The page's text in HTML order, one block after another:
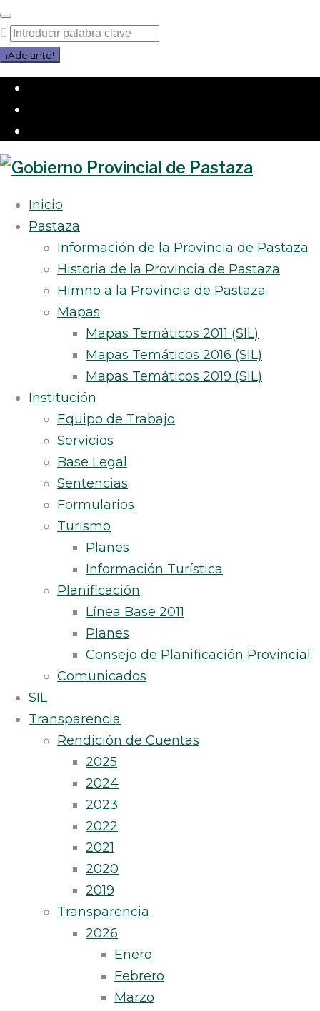
Saltar
al
contenido
Buscar
por:
¡Adelante!
Inicio
Pastaza
Información de la Provincia de Pastaza
Historia de la Provincia de Pastaza
Himno a la Provincia de Pastaza
Mapas
Mapas Temáticos 2011 (SIL)
Mapas Temáticos 2016 (SIL)
Mapas Temáticos 2019 (SIL)
Institución
Equipo de Trabajo
Servicios
Base Legal
Sentencias
Formularios
Turismo
Planes
Información Turística
Planificación
Línea Base 2011
Planes
Consejo de Planificación Provincial
Comunicados
SIL
Transparencia
Rendición de Cuentas
2025
2024
2023
2022
2021
2020
2019
Transparencia
2026
Enero
Febrero
Marzo